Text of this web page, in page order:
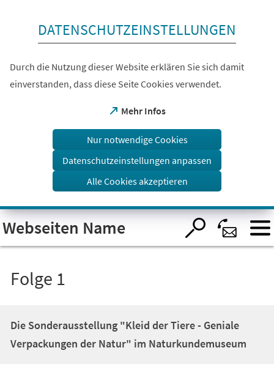
Visuelle
Assistenzsoftware
öffnen.
DATENSCHUTZEINSTELLUNGEN
Durch die Nutzung dieser Website erklären Sie sich damit
einverstanden, dass diese Seite Cookies verwendet.
Mehr Infos
(Öffnet
einem
Tab)
Nur notwendige Cookies
Datenschutzeinstellungen anpassen
Alle Cookies akzeptieren
Webseiten Name
Folge 1
Die Sonderausstellung "Kleid der Tiere - Geniale
Verpackungen der Natur" im Naturkundemuseum